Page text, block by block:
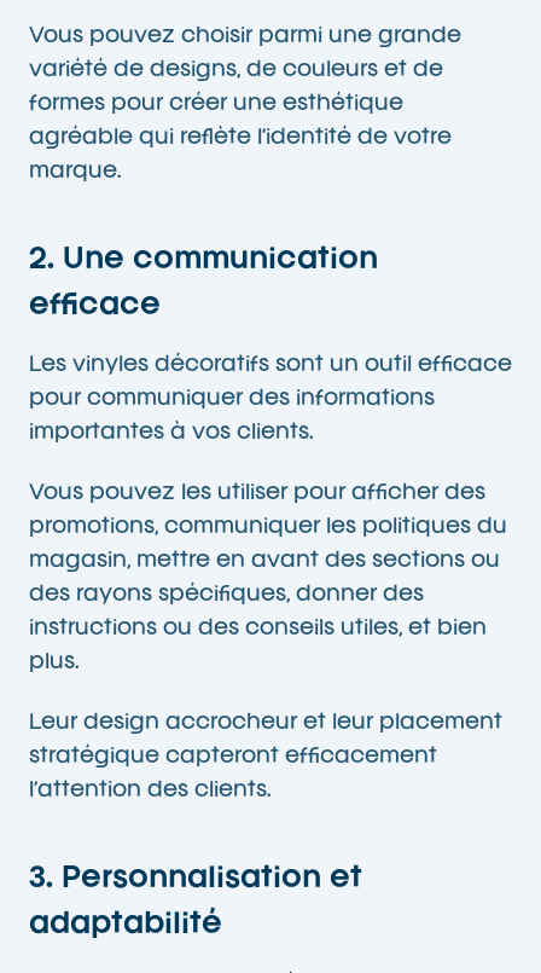
Vous pouvez choisir parmi une grande
variété de designs, de couleurs et de
formes pour créer une esthétique
agréable qui reflète l’identité de votre
marque.
2. Une communication
efficace
Les vinyles décoratifs sont un outil efficace
pour communiquer des informations
importantes à vos clients.
Vous pouvez les utiliser pour afficher des
promotions, communiquer les politiques du
magasin, mettre en avant des sections ou
des rayons spécifiques, donner des
instructions ou des conseils utiles, et bien
plus.
Leur design accrocheur et leur placement
stratégique capteront efficacement
l’attention des clients.
3. Personnalisation et
adaptabilité